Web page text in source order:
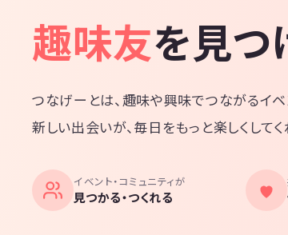
趣味友を見つ
つなげーとは、趣味や興味でつながるイベ
新しい出会いが、毎日をもっと楽しくしてく
イベント・コミュニティが
見つかる・つくれる